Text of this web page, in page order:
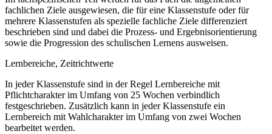
fachlichen Ziele ausgewiesen, die für eine Klassenstufe oder für
mehrere Klassenstufen als spezielle fachliche Ziele differenziert
beschrieben sind und dabei die Prozess- und Ergebnisorientierung
sowie die Progression des schulischen Lernens ausweisen.
Lernbereiche, Zeitrichtwerte
In jeder Klassenstufe sind in der Regel Lernbereiche mit
Pflichtcharakter im Umfang von 25 Wochen verbindlich
festgeschrieben. Zusätzlich kann in jeder Klassenstufe ein
Lernbereich mit Wahlcharakter im Umfang von zwei Wochen
bearbeitet werden.